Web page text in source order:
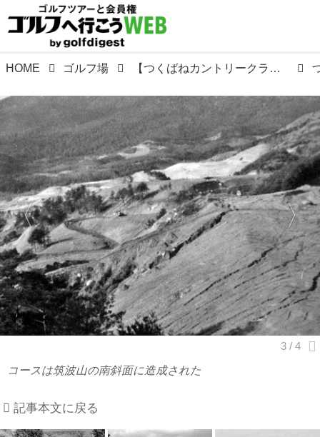
HOME ゴルフ場 【つくばねカントリークラブ】昭和40年、筑波町長は10年後の筑波町の発展を考え、筑波山麓の南斜面にゴルフ場建設を推進。設計は森次郎、福井八十八
コースは筑波山の南斜面に造成された
記事本文に戻る